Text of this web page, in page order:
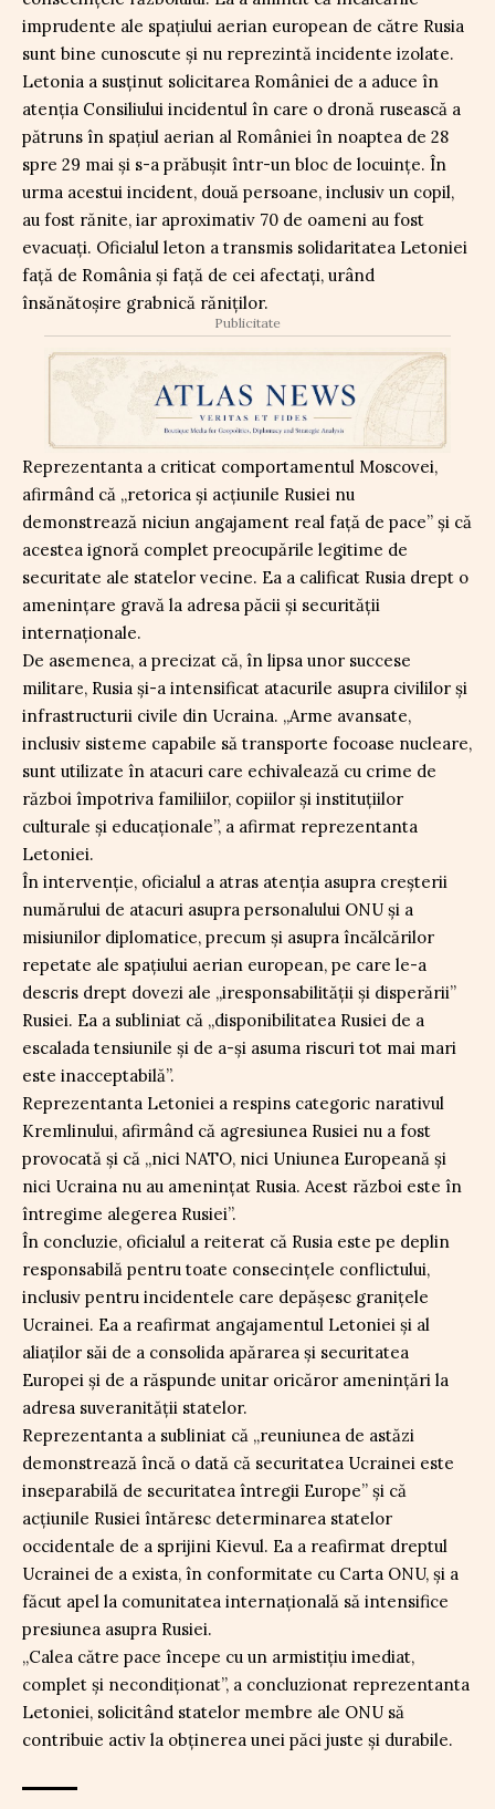
imprudente ale spațiului aerian european de către Rusia
sunt bine cunoscute și nu reprezintă incidente izolate.
Letonia a susținut solicitarea României de a aduce în
atenția Consiliului incidentul în care o dronă rusească a
pătruns în spațiul aerian al României în noaptea de 28
spre 29 mai și s-a prăbușit într-un bloc de locuințe. În
urma acestui incident, două persoane, inclusiv un copil,
au fost rănite, iar aproximativ 70 de oameni au fost
evacuați. Oficialul leton a transmis solidaritatea Letoniei
față de România și față de cei afectați, urând
însănătoșire grabnică răniților.
Publicitate
Reprezentanta a criticat comportamentul Moscovei,
afirmând că „retorica și acțiunile Rusiei nu
demonstrează niciun angajament real față de pace” și că
acestea ignoră complet preocupările legitime de
securitate ale statelor vecine. Ea a calificat Rusia drept o
amenințare gravă la adresa păcii și securității
internaționale.
De asemenea, a precizat că, în lipsa unor succese
militare, Rusia și-a intensificat atacurile asupra civililor și
infrastructurii civile din Ucraina. „Arme avansate,
inclusiv sisteme capabile să transporte focoase nucleare,
sunt utilizate în atacuri care echivalează cu crime de
război împotriva familiilor, copiilor și instituțiilor
culturale și educaționale”, a afirmat reprezentanta
Letoniei.
În intervenție, oficialul a atras atenția asupra creșterii
numărului de atacuri asupra personalului ONU și a
misiunilor diplomatice, precum și asupra încălcărilor
repetate ale spațiului aerian european, pe care le-a
descris drept dovezi ale „iresponsabilității și disperării”
Rusiei. Ea a subliniat că „disponibilitatea Rusiei de a
escalada tensiunile și de a-și asuma riscuri tot mai mari
este inacceptabilă”.
Reprezentanta Letoniei a respins categoric narativul
Kremlinului, afirmând că agresiunea Rusiei nu a fost
provocată și că „nici NATO, nici Uniunea Europeană și
nici Ucraina nu au amenințat Rusia. Acest război este în
întregime alegerea Rusiei”.
În concluzie, oficialul a reiterat că Rusia este pe deplin
responsabilă pentru toate consecințele conflictului,
inclusiv pentru incidentele care depășesc granițele
Ucrainei. Ea a reafirmat angajamentul Letoniei și al
aliaților săi de a consolida apărarea și securitatea
Europei și de a răspunde unitar oricăror amenințări la
adresa suveranității statelor.
Reprezentanta a subliniat că „reuniunea de astăzi
demonstrează încă o dată că securitatea Ucrainei este
inseparabilă de securitatea întregii Europe” și că
acțiunile Rusiei întăresc determinarea statelor
occidentale de a sprijini Kievul. Ea a reafirmat dreptul
Ucrainei de a exista, în conformitate cu Carta ONU, și a
făcut apel la comunitatea internațională să intensifice
presiunea asupra Rusiei.
„Calea către pace începe cu un armistițiu imediat,
complet și necondiționat”, a concluzionat reprezentanta
Letoniei, solicitând statelor membre ale ONU să
contribuie activ la obținerea unei păci juste și durabile.